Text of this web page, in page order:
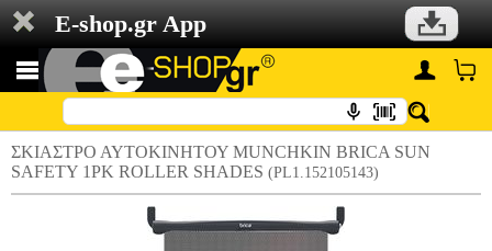
E-shop.gr App
ΣΚΙΑΣΤΡΟ ΑΥΤΟΚΙΝΗΤΟΥ MUNCHKIN BRICA SUN
SAFETY 1PK ROLLER SHADES (PL1.152105143)